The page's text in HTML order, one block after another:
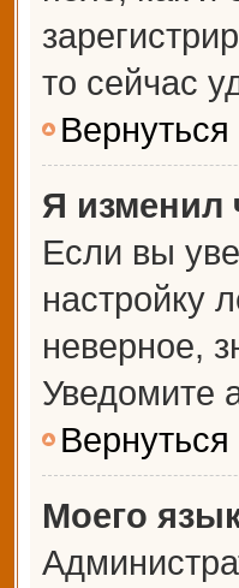
то сейчас
Я изменил
Если вы
настройку
неверное,
Уведомите
Моего